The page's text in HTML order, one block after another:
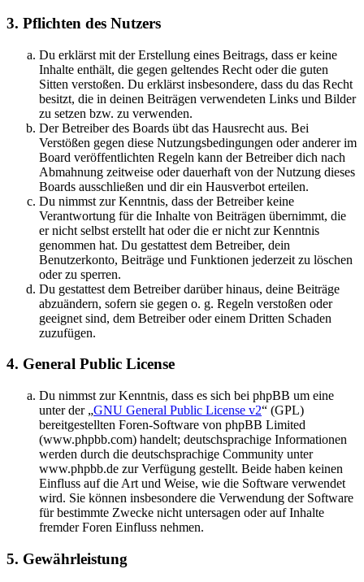
3. Pflichten des Nutzers
Du erklärst mit der Erstellung eines Beitrags, dass er keine
Inhalte enthält, die gegen geltendes Recht oder die guten
Sitten verstoßen. Du erklärst insbesondere, dass du das Recht
besitzt, die in deinen Beiträgen verwendeten Links und Bilder
zu setzen bzw. zu verwenden.
Der Betreiber des Boards übt das Hausrecht aus. Bei
Verstößen gegen diese Nutzungsbedingungen oder anderer im
Board veröffentlichten Regeln kann der Betreiber dich nach
Abmahnung zeitweise oder dauerhaft von der Nutzung dieses
Boards ausschließen und dir ein Hausverbot erteilen.
Du nimmst zur Kenntnis, dass der Betreiber keine
Verantwortung für die Inhalte von Beiträgen übernimmt, die
er nicht selbst erstellt hat oder die er nicht zur Kenntnis
genommen hat. Du gestattest dem Betreiber, dein
Benutzerkonto, Beiträge und Funktionen jederzeit zu löschen
oder zu sperren.
Du gestattest dem Betreiber darüber hinaus, deine Beiträge
abzuändern, sofern sie gegen o. g. Regeln verstoßen oder
geeignet sind, dem Betreiber oder einem Dritten Schaden
zuzufügen.
4. General Public License
Du nimmst zur Kenntnis, dass es sich bei phpBB um eine
unter der „GNU General Public License v2“ (GPL)
bereitgestellten Foren-Software von phpBB Limited
(www.phpbb.com) handelt; deutschsprachige Informationen
werden durch die deutschsprachige Community unter
www.phpbb.de zur Verfügung gestellt. Beide haben keinen
Einfluss auf die Art und Weise, wie die Software verwendet
wird. Sie können insbesondere die Verwendung der Software
für bestimmte Zwecke nicht untersagen oder auf Inhalte
fremder Foren Einfluss nehmen.
5. Gewährleistung